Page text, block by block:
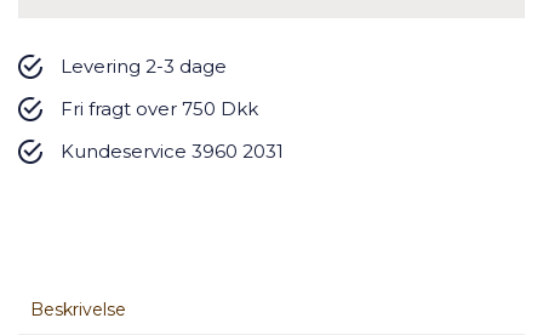
Levering 2-3 dage
Fri fragt over 750 Dkk
Kundeservice 3960 2031
Beskrivelse